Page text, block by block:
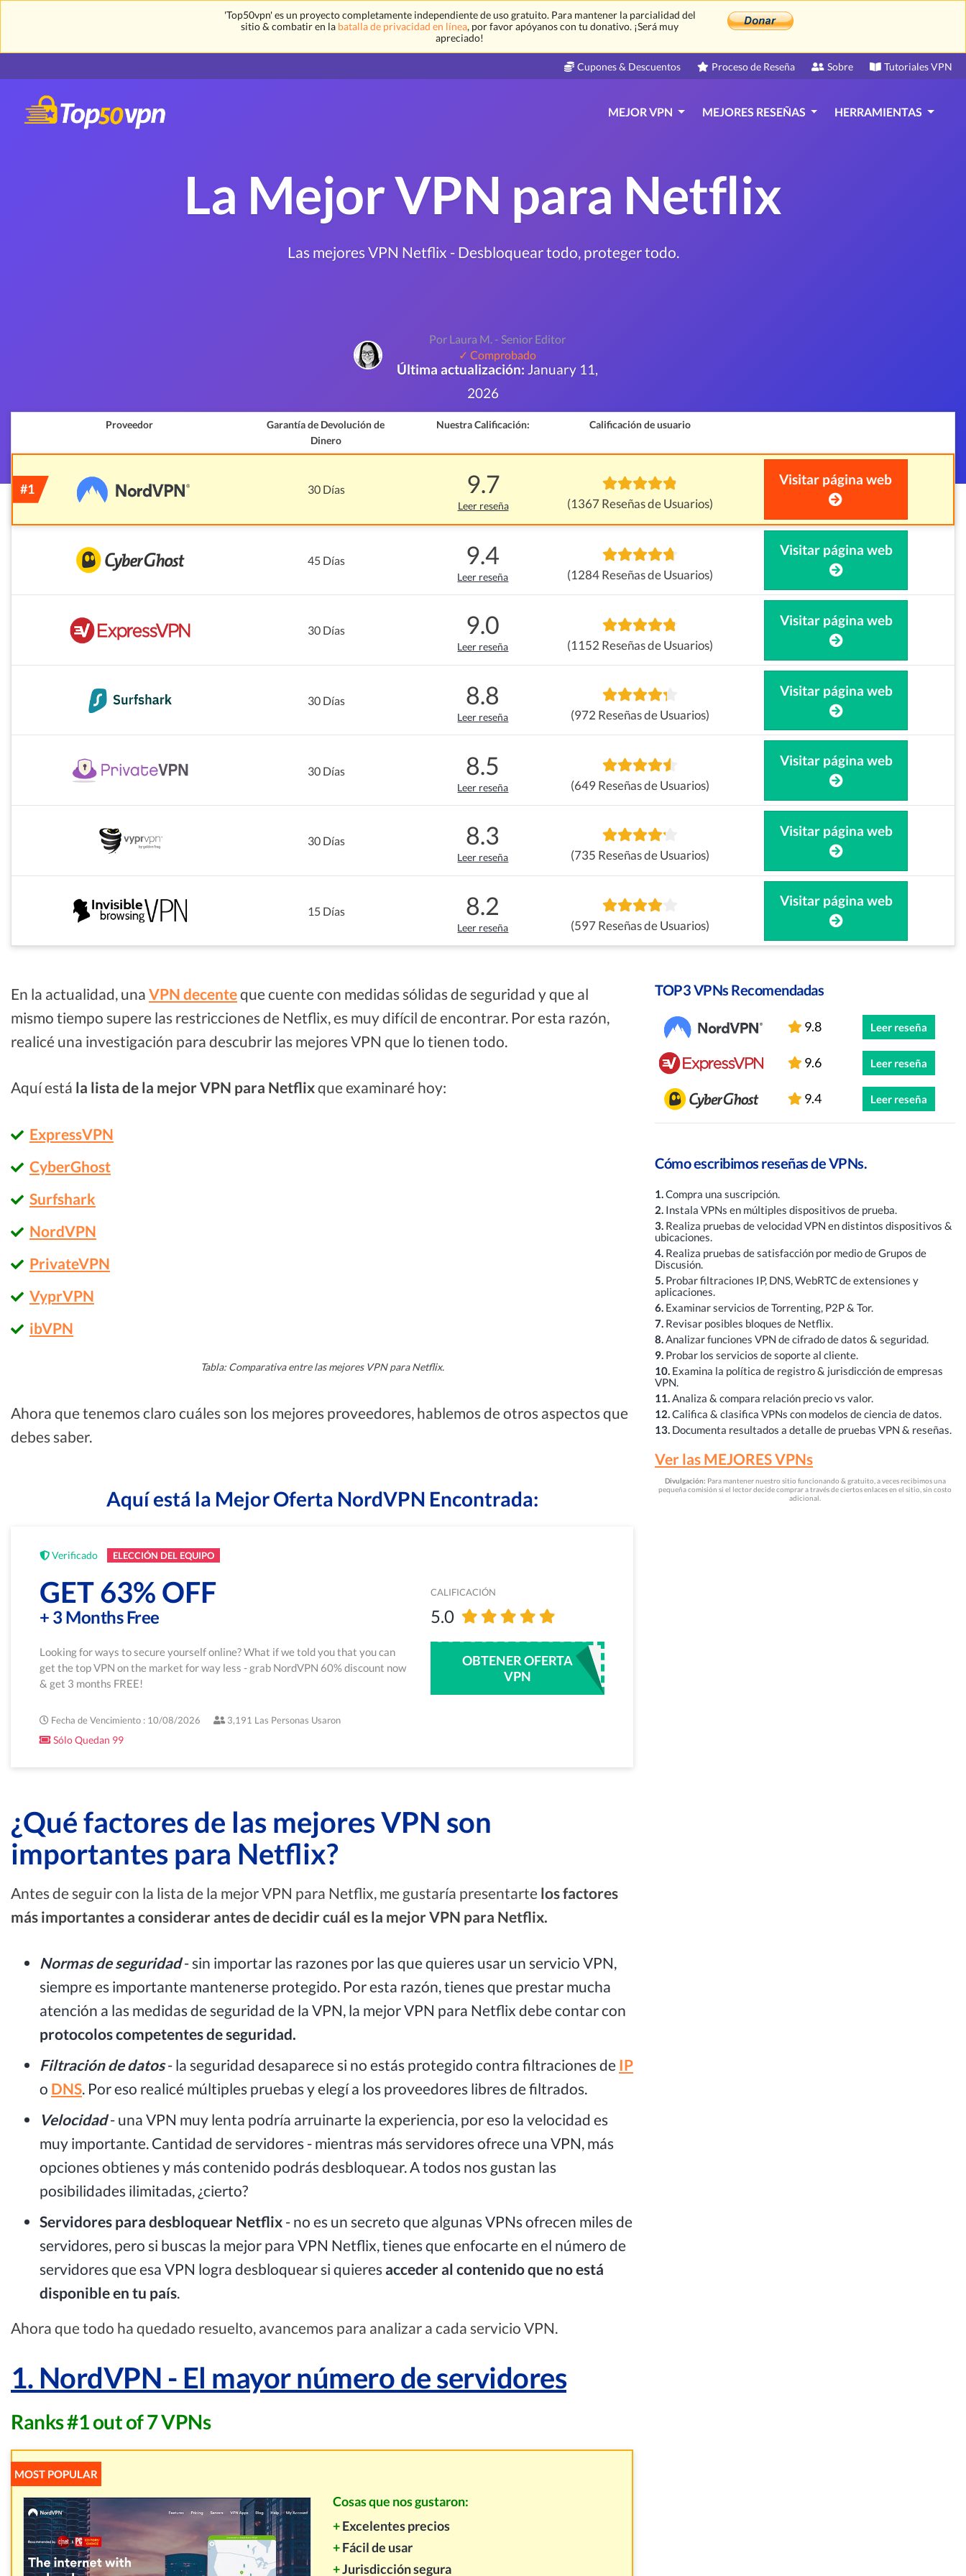
'Top50vpn' es un proyecto completamente independiente de uso gratuito. Para mantener la parcialidad del
sitio & combatir en la batalla de privacidad en línea, por favor apóyanos con tu donativo. ¡Será muy
apreciado!
Cupones & Descuentos Proceso de Reseña Sobre Tutoriales VPN
MEJOR VPN MEJORES RESEÑAS HERRAMIENTAS
La Mejor VPN para Netflix
Las mejores VPN Netflix - Desbloquear todo, proteger todo.
Por Laura M. - Senior Editor
✓ Comprobado
Última actualización: January 11,
2026
Proveedor
Garantía de Devolución de
Dinero
Nuestra Calificación: Calificación de usuario
30 Días 9.7
Leer reseña (1367 Reseñas de Usuarios)
Visitar página web
45 Días 9.4
Leer reseña (1284 Reseñas de Usuarios)
Visitar página web
30 Días 9.0
Leer reseña (1152 Reseñas de Usuarios)
Visitar página web
30 Días 8.8
Leer reseña (972 Reseñas de Usuarios)
Visitar página web
30 Días 8.5
Leer reseña (649 Reseñas de Usuarios)
Visitar página web
30 Días 8.3
Leer reseña (735 Reseñas de Usuarios)
Visitar página web
15 Días 8.2
Leer reseña (597 Reseñas de Usuarios)
Visitar página web
En la actualidad, una VPN decenteque cuente con medidas sólidas de seguridad y que al
mismo tiempo supere las restricciones de Netflix, es muy difícil de encontrar. Por esta razón,
realicé una investigación para descubrir las mejores VPN que lo tienen todo.
Aquí está la lista de la mejor VPN para Netflixque examinaré hoy:
ExpressVPN
CyberGhost
Surfshark
NordVPN
PrivateVPN
VyprVPN
ibVPN
Tabla: Comparativa entre las mejores VPN para Netflix.
Ahora que tenemos claro cuáles son los mejores proveedores, hablemos de otros aspectos que
debes saber.
Aquí está la Mejor Oferta NordVPN Encontrada:
Verificado ELECCIÓN DEL EQUIPO
GET 63% OFF
+ 3 Months Free
Looking for ways to secure yourself online? What if we told you that you can
get the top VPN on the market for way less - grab NordVPN 60% discount now
& get 3 months FREE!
Fecha de Vencimiento : 10/08/2026 3,191 Las Personas Usaron
Sólo Quedan 99
CALIFICACIÓN
5.0
OBTENER OFERTA
VPN
¿Qué factores de las mejores VPN son
importantes para Netflix?
Antes de seguir con la lista de la mejor VPN para Netflix, me gustaría presentarte los factores
más importantes a considerar antes de decidir cuál es la mejor VPN para Netflix.
Normas de seguridad- sin importar las razones por las que quieres usar un servicio VPN,
siempre es importante mantenerse protegido. Por esta razón, tienes que prestar mucha
atención a las medidas de seguridad de la VPN, la mejor VPN para Netflix debe contar con
protocolos competentes de seguridad.
Filtración de datos - la seguridad desaparece si no estás protegido contra filtraciones de IP
o DNS. Por eso realicé múltiples pruebas y elegí a los proveedores libres de filtrados.
Velocidad - una VPN muy lenta podría arruinarte la experiencia, por eso la velocidad es
muy importante. Cantidad de servidores - mientras más servidores ofrece una VPN, más
opciones obtienes y más contenido podrás desbloquear. A todos nos gustan las
posibilidades ilimitadas, ¿cierto?
Servidores para desbloquear Netflix - no es un secreto que algunas VPNs ofrecen miles de
servidores, pero si buscas la mejor para VPN Netflix, tienes que enfocarte en el número de
servidores que esa VPN logra desbloquear si quieres acceder al contenido que no está
disponible en tu país.
Ahora que todo ha quedado resuelto, avancemos para analizar a cada servicio VPN.
1. NordVPN - El mayor número de servidores
Ranks #1 out of 7 VPNs
Cosas que nos gustaron:
+Excelentes precios
+Fácil de usar
+Jurisdicción segura
TOP3 VPNs Recomendadas
9.8 Leer reseña
9.6 Leer reseña
9.4 Leer reseña
Cómo escribimos reseñas de VPNs.
1.Compra una suscripción.
2. Instala VPNs en múltiples dispositivos de prueba.
3. Realiza pruebas de velocidad VPN en distintos dispositivos &
ubicaciones.
4. Realiza pruebas de satisfacción por medio de Grupos de
Discusión.
5. Probar filtraciones IP, DNS, WebRTC de extensiones y
aplicaciones.
6. Examinar servicios de Torrenting, P2P & Tor.
7. Revisar posibles bloques de Netflix.
8.Analizar funciones VPN de cifrado de datos & seguridad.
9. Probar los servicios de soporte al cliente.
10. Examina la política de registro & jurisdicción de empresas
VPN.
11.Analiza & compara relación precio vs valor.
12.Califica & clasifica VPNs con modelos de ciencia de datos.
13. Documenta resultados a detalle de pruebas VPN & reseñas.
Ver las MEJORES VPNs
Divulgación: Para mantener nuestro sitio funcionando & gratuito, a veces recibimos una
pequeña comisión si el lector decide comprar a través de ciertos enlaces en el sitio, sin costo
adicional.